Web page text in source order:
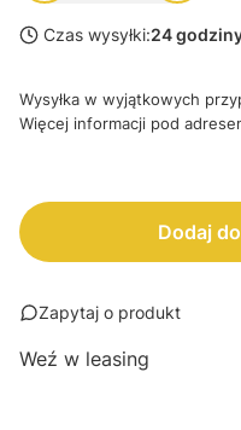
Czas wysyłki:24
Wysyłka w wyjątkowych
Więcej informacji pod
Dodaj
Zapytaj o produkt
Weź w leasing